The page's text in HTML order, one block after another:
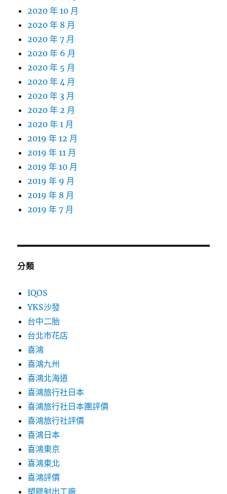
2020 年 10 月
2020 年 8 月
2020 年 7 月
2020 年 6 月
2020 年 5 月
2020 年 4 月
2020 年 3 月
2020 年 2 月
2020 年 1 月
2019 年 12 月
2019 年 11 月
2019 年 10 月
2019 年 9 月
2019 年 8 月
2019 年 7 月
分類
IQOS
YKS沙發
台中二胎
台北市花店
喜鴻
喜鴻九州
喜鴻北海道
喜鴻旅行社日本
喜鴻旅行社日本團評價
喜鴻旅行社評價
喜鴻日本
喜鴻東京
喜鴻東北
喜鴻評價
塑膠射出工廠